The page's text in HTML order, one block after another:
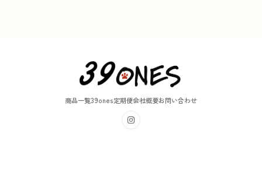
商品一覧39ones定期便会社概要お問い合わせ
instagram